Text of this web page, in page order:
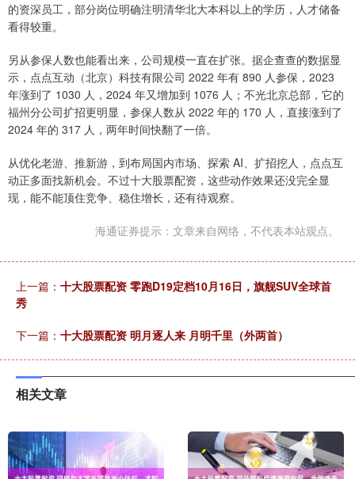
的资深员工，部分岗位明确注明清华北大本科以上的学历，人才储备
看得较重。
另从参保人数也能看出来，公司规模一直在扩张。据企查查的数据显
示，点点互动（北京）科技有限公司 2022 年有 890 人参保，2023
年涨到了 1030 人，2024 年又增加到 1076 人；不光北京总部，它的
福州分公司扩招更明显，参保人数从 2022 年的 170 人，直接涨到了
2024 年的 317 人，两年时间快翻了一倍。
从优化老游、推新游，到布局国内市场、探索 AI、扩招挖人，点点互
动正多面找新机会。不过十大股票配资，这些动作效果还没完全显
现，能不能顶住竞争、稳住增长，还有待观察。
海通证券提示：文章来自网络，不代表本站观点。
上一篇： 十大股票配资 零跑D19定档10月16日，旗舰SUV全球首
秀
下一篇： 十大股票配资 明月逐人来 月明千里（外两首）
相关文章